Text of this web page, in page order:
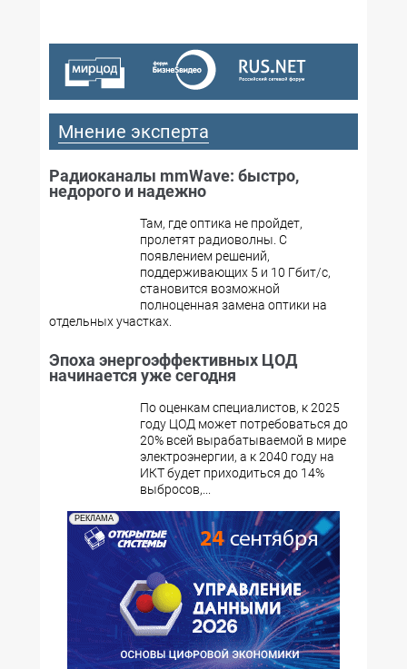
Мнение эксперта
Радиоканалы mmWave: быстро,
недорого и надежно
Там, где оптика не пройдет,
пролетят радиоволны. С
появлением решений,
поддерживающих 5 и 10 Гбит/с,
становится возможной
полноценная замена оптики на
отдельных участках.
Эпоха энергоэффективных ЦОД
начинается уже сегодня
По оценкам специалистов, к 2025
году ЦОД может потребоваться до
20% всей вырабатываемой в мире
электроэнергии, а к 2040 году на
ИКТ будет приходиться до 14%
выбросов,...
РЕКЛАМА